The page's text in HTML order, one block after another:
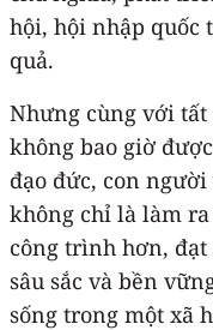
hội, hội nhập quốc
quả.
Nhưng cùng với
không bao giờ
đạo đức, con
không chỉ là làm
công trình hơn,
sâu sắc và bền
sống trong một xã